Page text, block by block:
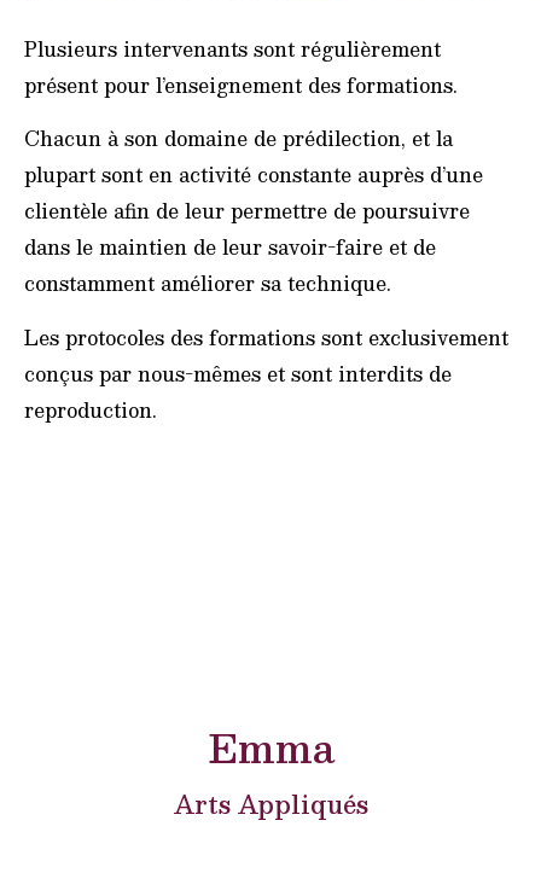
Plusieurs intervenants sont régulièrement
présent pour l’enseignement des formations.
Chacun à son domaine de prédilection, et la
plupart sont en activité constante auprès d’une
clientèle afin de leur permettre de poursuivre
dans le maintien de leur savoir-faire et de
constamment améliorer sa technique.
Les protocoles des formations sont exclusivement
conçus par nous-mêmes et sont interdits de
reproduction.
Emma
Arts Appliqués